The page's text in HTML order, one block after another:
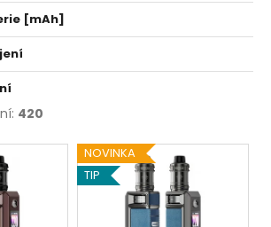
[mAh]
420
NOVINKA
TIP